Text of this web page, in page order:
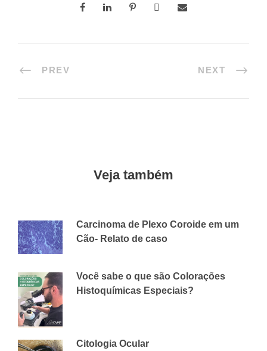
PREV NEXT
Veja também
Carcinoma de Plexo Coroide em um
Cão- Relato de caso
Você sabe o que são Colorações
Histoquímicas Especiais?
Citologia Ocular